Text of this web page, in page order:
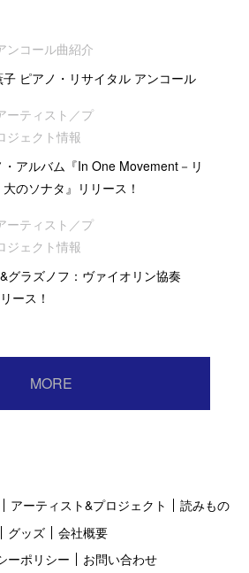
ンコール曲紹介
ピアノ・リサイタル アンコール
ーティスト／プ
ジェクト情報
アルバム『In One Movement－リ
のソナタ』リリース！
ーティスト／プ
ジェクト情報
グラズノフ：ヴァイオリン協奏
ース！
MORE
アーティスト&プロジェクト
読みもの
グッズ
会社概要
ーポリシー
お問い合わせ